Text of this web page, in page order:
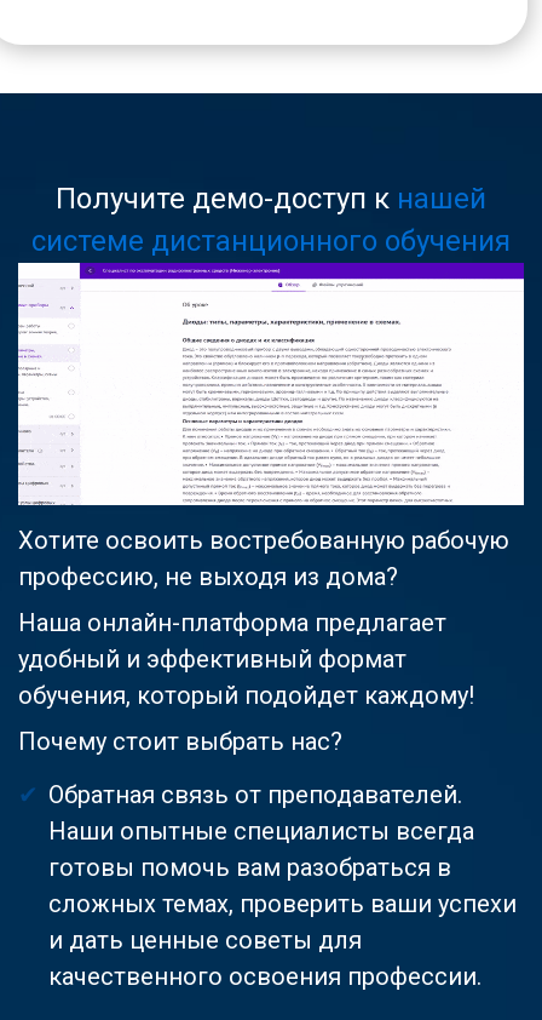
Получите демо-доступ к нашей
системе дистанционного обучения
Хотите освоить востребованную рабочую
профессию, не выходя из дома?
Наша онлайн-платформа предлагает
удобный и эффективный формат
обучения, который подойдет каждому!
Почему стоит выбрать нас?
Обратная связь от преподавателей.
Наши опытные специалисты всегда
готовы помочь вам разобраться в
сложных темах, проверить ваши успехи
и дать ценные советы для
качественного освоения профессии.